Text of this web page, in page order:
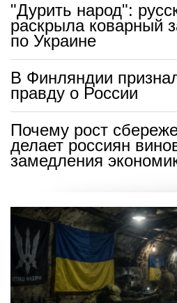
"Дурить народ":
раскрыла коварный
по Украине
В Финляндии
правду о России
Почему рост
делает россиян
замедления